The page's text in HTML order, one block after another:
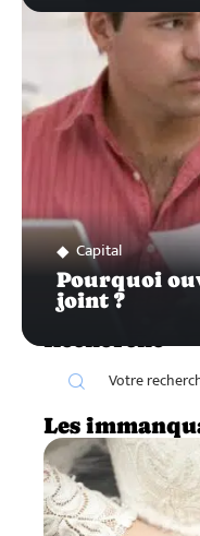
Capital
Pourquoi
joint ?
Recherche
Les